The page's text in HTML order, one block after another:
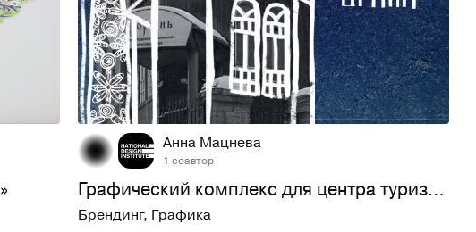
17 268
Анна Мацнева
1 соавтор
Графический комплекс для центра туризма в Красном-на-Волге
Брендинг, Графика